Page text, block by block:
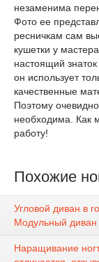
незаменима
Фото ее
ресничкам сам
кушетки у
настоящий
он использует
качественные
Поэтому
необходима. Как
работу!
Похожие
Угловой диван в
Модульный диван
Наращивание